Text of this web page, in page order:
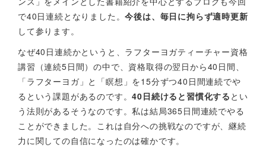
で40日連続となりました。今後は、毎日に拘らず適時更新
して参ります。
なぜ40日連続かというと、ラフターヨガティーチャー資格
講習（連続5日間）の中で、資格取得の翌日から40日間、
「ラフターヨガ」と「瞑想」を15分ずつ40日間連続でや
るという課題があるのです。40日続けると習慣化する とい
う法則があるそうなのです。私は結局365日間連続でやる
ことができました。これは自分への挑戦なのですが、継続
力に関しての自信になったのは確かです。